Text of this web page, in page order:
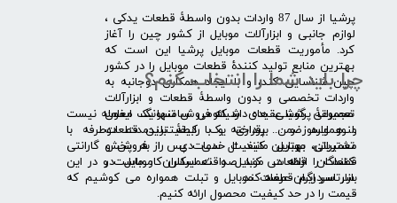
​پرشیا از سال 87 واردات بدون واسطۀ قطعات یدکی ،
لوازم جانبی و ابزارآلات موبایل از کشور چین را آغاز
کرد. مأموریت قطعات موبایل پرشیا این است که
بهترین منابع تولید کنندۀ قطعات موبایل را در کشور
چین شناسایی کند، و با ایجاد همکاری دوجانبه به
واردات تخصصی و بدون واسطۀ قطعات و ابزارآلات
تعمیراتی گوشی های شیائومی سامسونگ ایفون
لنوو ایسوز و .... پرداخته و با کیفیت­ترین قطعات
تعمیراتی موبایل مانند ال سی دی را به پخش
کنندگان قطعات موبایل و تعمیرکاران موبایل در
سرتاسر ایران عرضه کند.
چرا باید شما را انتخاب کنم؟
​​ ​مجموعۀ پرشیا عقیده دارد که فروش تنها یک معامله نیست
و همواره ضمن برقراری یک رابطۀ بلندمدت دوطرفه با
مشتریان، بهترین کیفیت خدمات پس از فروش و گارانتی
قطعات را ارائه می­ کند. صداقت اساس کار ماست و در این
بازار سردرگم قطعات موبایل و تبلت همواره می کوشیم که
قیمت را در حد کیفیت محصول ارائه کنیم.